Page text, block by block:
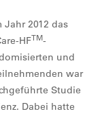
2012 das
HFTM-
und
war
Studie
Dabei hatte